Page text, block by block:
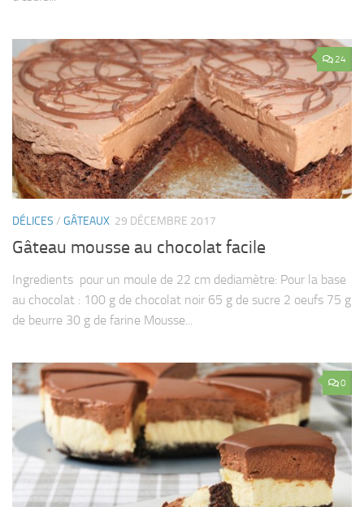
24
DÉLICES / GÂTEAUX 29 DÉCEMBRE 2017
Gâteau mousse au chocolat facile
Ingredients pour un moule de 22 cm dediamètre: Pour la base
au chocolat : 100 g de chocolat noir 65 g de sucre 2 oeufs 75 g
de beurre 30 g de farine Mousse...
0